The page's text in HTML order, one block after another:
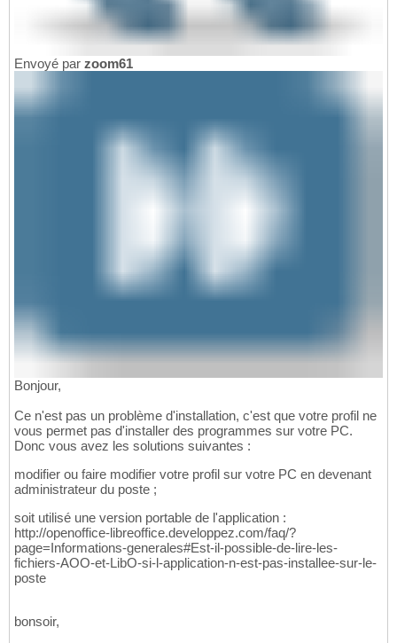
Envoyé par zoom61
Bonjour,
Ce n'est pas un problème d'installation, c'est que votre profil ne
vous permet pas d'installer des programmes sur votre PC.
Donc vous avez les solutions suivantes :
modifier ou faire modifier votre profil sur votre PC en devenant
administrateur du poste ;
soit utilisé une version portable de l'application :
http://openoffice-libreoffice.developpez.com/faq/?
page=Informations-generales#Est-il-possible-de-lire-les-
fichiers-AOO-et-LibO-si-l-application-n-est-pas-installee-sur-le-
poste
bonsoir,